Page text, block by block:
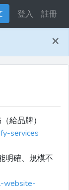
登入 註冊
×
給品牌）
services
明確、規模不
website-